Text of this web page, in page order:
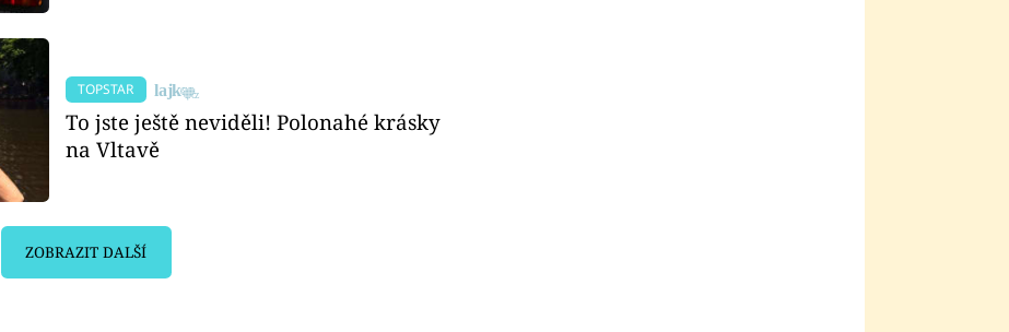
TOPSTAR
To jste ještě neviděli! Polonahé krásky
na Vltavě
ZOBRAZIT DALŠÍ